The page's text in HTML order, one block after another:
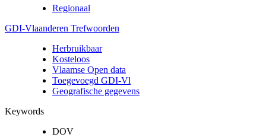
Regionaal
GDI-Vlaanderen Trefwoorden
Herbruikbaar
Kosteloos
Vlaamse Open data
Toegevoegd GDI-Vl
Geografische gegevens
Keywords
DOV